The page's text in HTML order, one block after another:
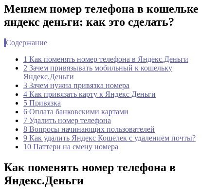
Меняем номер телефона в кошельке
яндекс деньги: как это сделать?
Содержание
1 Как поменять номер телефона в Яндекс.Деньги
2 Зачем привязывать мобильный к кошельку
Яндекс.Деньги
3 Зачем нужна привязка номера
4 Как привязать карту к Яндекс Деньги
5 Привязка
6 Оплата банковскими картами
7 Удалить номер телефона
8 Вопросы начинающих пользователей
9 Как удалить Яндекс Кошелек с удалением почты?
10 Паттерн на смену номера
Как поменять номер телефона в
Яндекс.Деньги